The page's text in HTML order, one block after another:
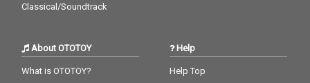
Classical/Soundtrack
About OTOTOY
What is OTOTOY?
Help
Help Top